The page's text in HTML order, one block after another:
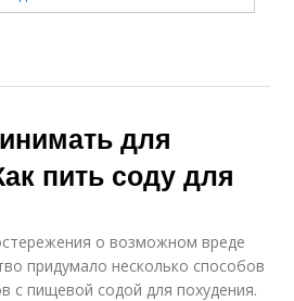
для
пить соду для
о возможном вреде
придумало несколько способов
с пищевой содой для похудения.